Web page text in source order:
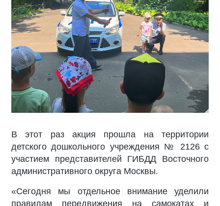
В этот раз акция прошла на территории
детского дошкольного учреждения № 2126 с
участием представителей ГИБДД Восточного
административного округа Москвы.
«Сегодня мы отдельное внимание уделили
правилам передвижения на самокатах и